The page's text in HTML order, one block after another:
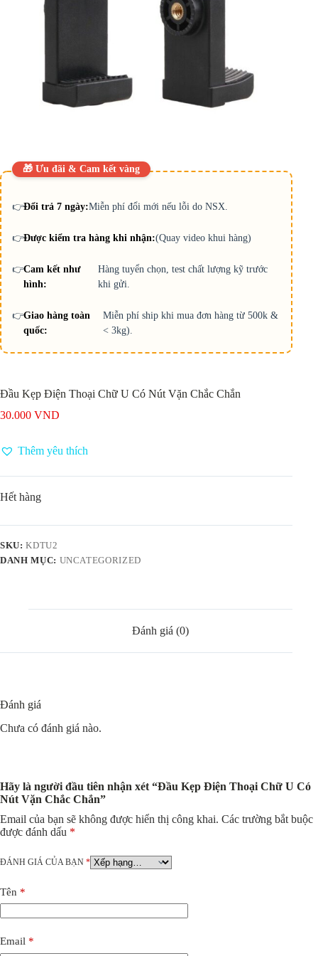
🎁 Ưu đãi & Cam kết vàng
👉Đổi trả 7 ngày:Miễn phí đổi mới nếu lỗi do NSX.
👉Được kiểm tra hàng khi nhận:(Quay video khui hàng)
👉Cam kết như
hình:
Hàng tuyển chọn, test chất lượng kỹ trước
khi gửi.
👉Giao hàng toàn
quốc:
Miễn phí ship khi mua đơn hàng từ 500k &
< 3kg).
Đầu Kẹp Điện Thoại Chữ U Có Nút Vặn Chắc Chắn
30.000 VND
Thêm yêu thích
Hết hàng
SKU:KDTU2
DANH MỤC: UNCATEGORIZED
Đánh giá (0)
Đánh giá
Chưa có đánh giá nào.
Hãy là người đầu tiên nhận xét “Đầu Kẹp Điện Thoại Chữ U Có
Nút Vặn Chắc Chắn”
Email của bạn sẽ không được hiển thị công khai. Các trường bắt buộc
được đánh dấu *
ĐÁNH GIÁ CỦA BẠN *
Tên *
Email *